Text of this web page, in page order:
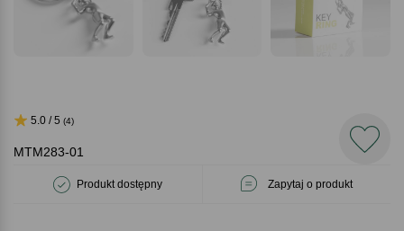
MTM283-01
Produkt dostępny Zapytaj o produkt
5.0 / 5 (4)